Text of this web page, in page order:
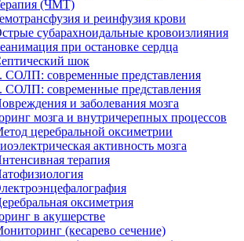
(ЧМТ)
и реинфузия крови
субарахноидальные кровоизлияния
при остановке сердца
шок
СОЛП: современные представления
СОЛП: современные представления
и заболевания мозга
мозга и внутричерепных процессов
церебральной оксиметрии
активность мозга
терапия
оксиметрия
в акушерстве
(кесарево сечение)